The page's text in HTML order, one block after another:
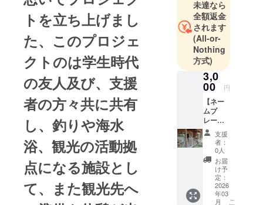
トを立ち上げまし
た、このプロジェ
クトのは学生時代
の友人及び、支援
者の方々共に共有
し、釣りや海水
浴、観光の活動拠
点になる施設とし
て、また観光先へ
が出来て整
備されより
魅力的なア
イランドと
なりまし
同級生の友
人から譲り
受けた古民
家ですが、
月に1度位の
使用では勿
体ないの
ニューアル
未達なら
全額返金
されます
(All-or-
Nothing
方式)
3,0
00 円
【ネー
ムプ
レー
ト】・
3000円
のリ
ターン
休憩施
設の協
賛者
ネーム
支援
者：
0人
お届
け予
定：
2026
年03
月
こ